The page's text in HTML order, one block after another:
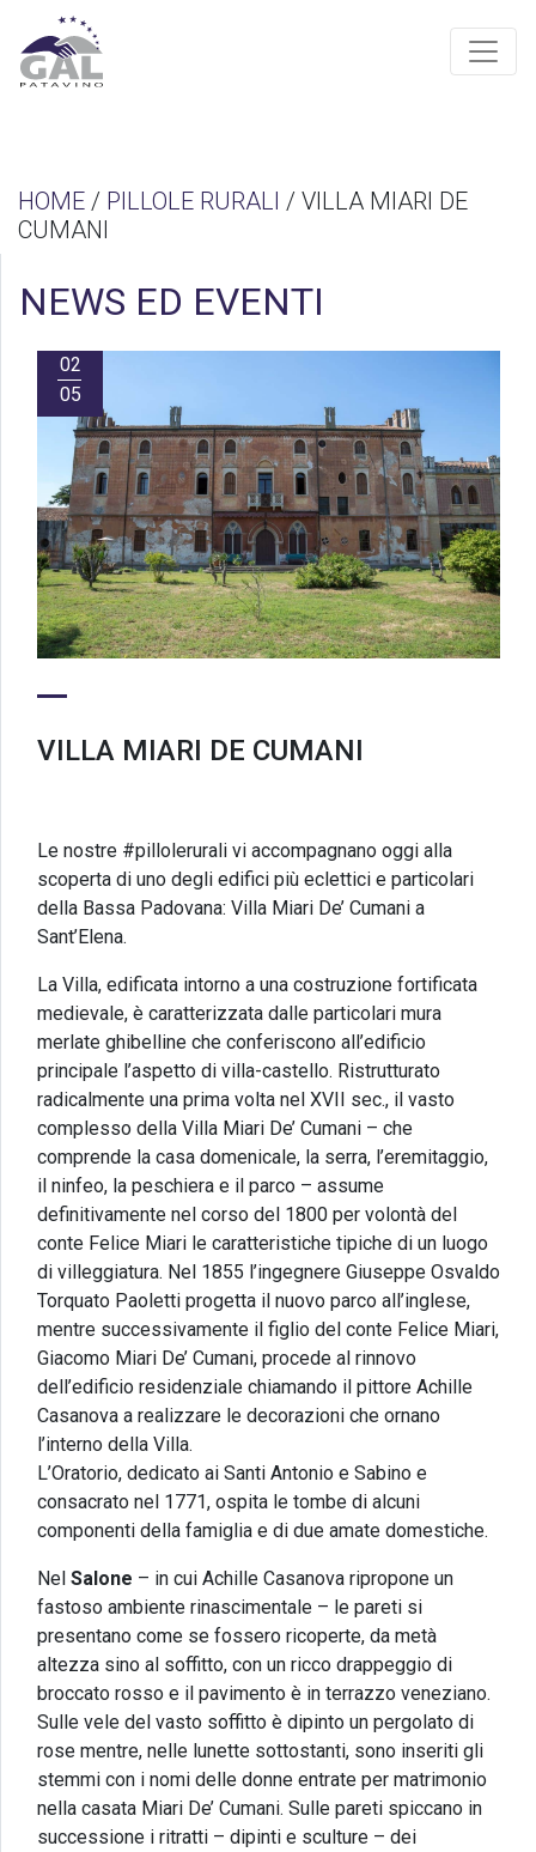
HOME / PILLOLE RURALI / VILLA MIARI DE
CUMANI
NEWS ED EVENTI
02
05
VILLA MIARI DE CUMANI
Le nostre #pillolerurali vi accompagnano oggi alla
scoperta di uno degli edifici più eclettici e particolari
della Bassa Padovana: Villa Miari De’ Cumani a
Sant’Elena.
La Villa, edificata intorno a una costruzione fortificata
medievale, è caratterizzata dalle particolari mura
merlate ghibelline che conferiscono all’edificio
principale l’aspetto di villa-castello. Ristrutturato
radicalmente una prima volta nel XVII sec., il vasto
complesso della Villa Miari De’ Cumani – che
comprende la casa domenicale, la serra, l’eremitaggio,
il ninfeo, la peschiera e il parco – assume
definitivamente nel corso del 1800 per volontà del
conte Felice Miari le caratteristiche tipiche di un luogo
di villeggiatura. Nel 1855 l’ingegnere Giuseppe Osvaldo
Torquato Paoletti progetta il nuovo parco all’inglese,
mentre successivamente il figlio del conte Felice Miari,
Giacomo Miari De’ Cumani, procede al rinnovo
dell’edificio residenziale chiamando il pittore Achille
Casanova a realizzare le decorazioni che ornano
l’interno della Villa.
L’Oratorio, dedicato ai Santi Antonio e Sabino e
consacrato nel 1771, ospita le tombe di alcuni
componenti della famiglia e di due amate domestiche.
Nel Salone – in cui Achille Casanova ripropone un
fastoso ambiente rinascimentale – le pareti si
presentano come se fossero ricoperte, da metà
altezza sino al soffitto, con un ricco drappeggio di
broccato rosso e il pavimento è in terrazzo veneziano.
Sulle vele del vasto soffitto è dipinto un pergolato di
rose mentre, nelle lunette sottostanti, sono inseriti gli
stemmi con i nomi delle donne entrate per matrimonio
nella casata Miari De’ Cumani. Sulle pareti spiccano in
successione i ritratti – dipinti e sculture – dei